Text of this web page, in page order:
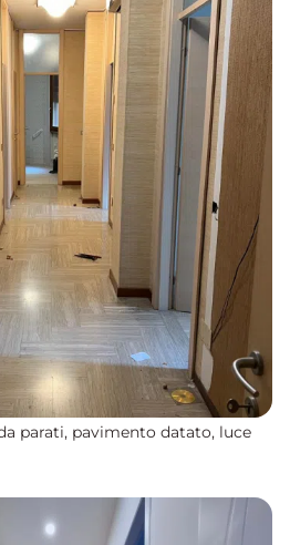
parati, pavimento datato, luce